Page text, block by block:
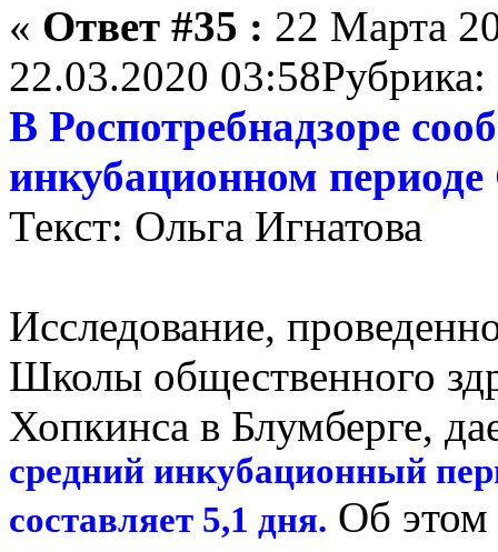
« Ответ #35 : 22 Марта
22.03.2020
В Роспотребнадзоре
инкубационном
Текст: Ольга Игнатова
Исследование,
Школы общественного
Хопкинса в Блумберге,
средний инкубационный
составляет 5,1 дня. Об этом